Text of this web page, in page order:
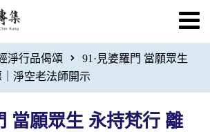
淨行品偈頌
91·見婆羅門 當願眾生
淨空老法師開示
當願眾生 永持梵行 離